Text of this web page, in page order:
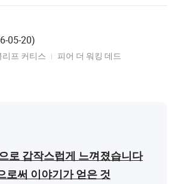
05-20)
리프 커티스 피어 더 워킹 데드
로 갑작스럽게 느껴졌습니다
로써 이야기가 얻은 것